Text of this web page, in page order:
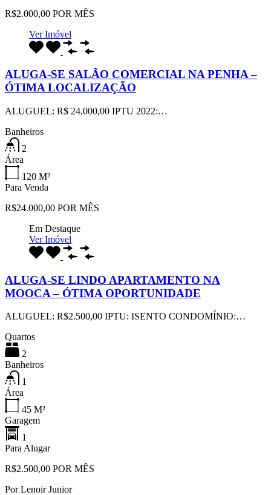
R$2.000,00 POR MÊS
Ver Imóvel
ALUGA-SE SALÃO COMERCIAL NA PENHA –
ÓTIMA LOCALIZAÇÃO
ALUGUEL: R$ 24.000,00 IPTU 2022:…
Banheiros
2
Área
120 M²
Para Venda
R$24.000,00 POR MÊS
Em Destaque
Ver Imóvel
ALUGA-SE LINDO APARTAMENTO NA
MOOCA – ÓTIMA OPORTUNIDADE
ALUGUEL: R$2.500,00 IPTU: ISENTO CONDOMÍNIO:…
Quartos
2
Banheiros
1
Área
45 M²
Garagem
1
Para Alugar
R$2.500,00 POR MÊS
PorLenoir Junior